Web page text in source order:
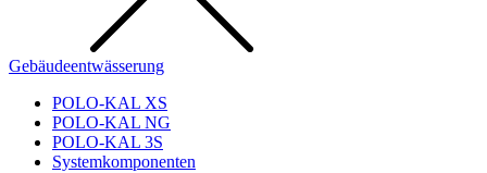
Gebäudeentwässerung
POLO-KAL XS
POLO-KAL NG
POLO-KAL 3S
Systemkomponenten